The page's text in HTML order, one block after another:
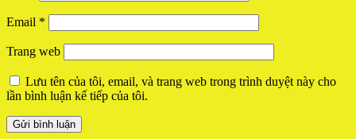
Email *
Trang web
Lưu tên của tôi, email, và trang web trong trình duyệt này cho
lần bình luận kế tiếp của tôi.